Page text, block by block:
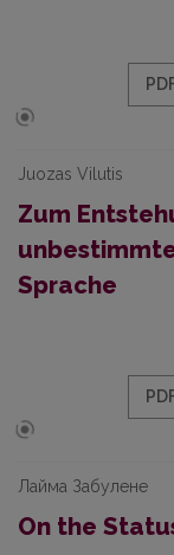
Juozas Vilutis
Zum
Sprache
Лайма Забулене
On the